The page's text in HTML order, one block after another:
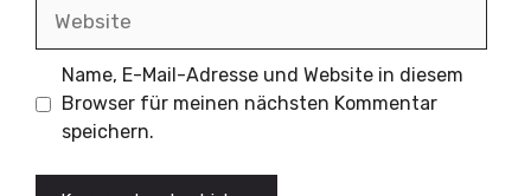
Name, E-Mail-Adresse und Website in diesem
Browser für meinen nächsten Kommentar
speichern.